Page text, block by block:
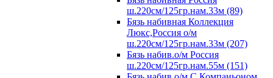
ш.220см/125гр.нам.33м (89)
Бязь набивная Коллекция
Люкс,Россия о/м
ш.220см/125гр.нам.33м (207)
Бязь набив.о/м Россия
ш.220см/125гр.нам.55м (151)